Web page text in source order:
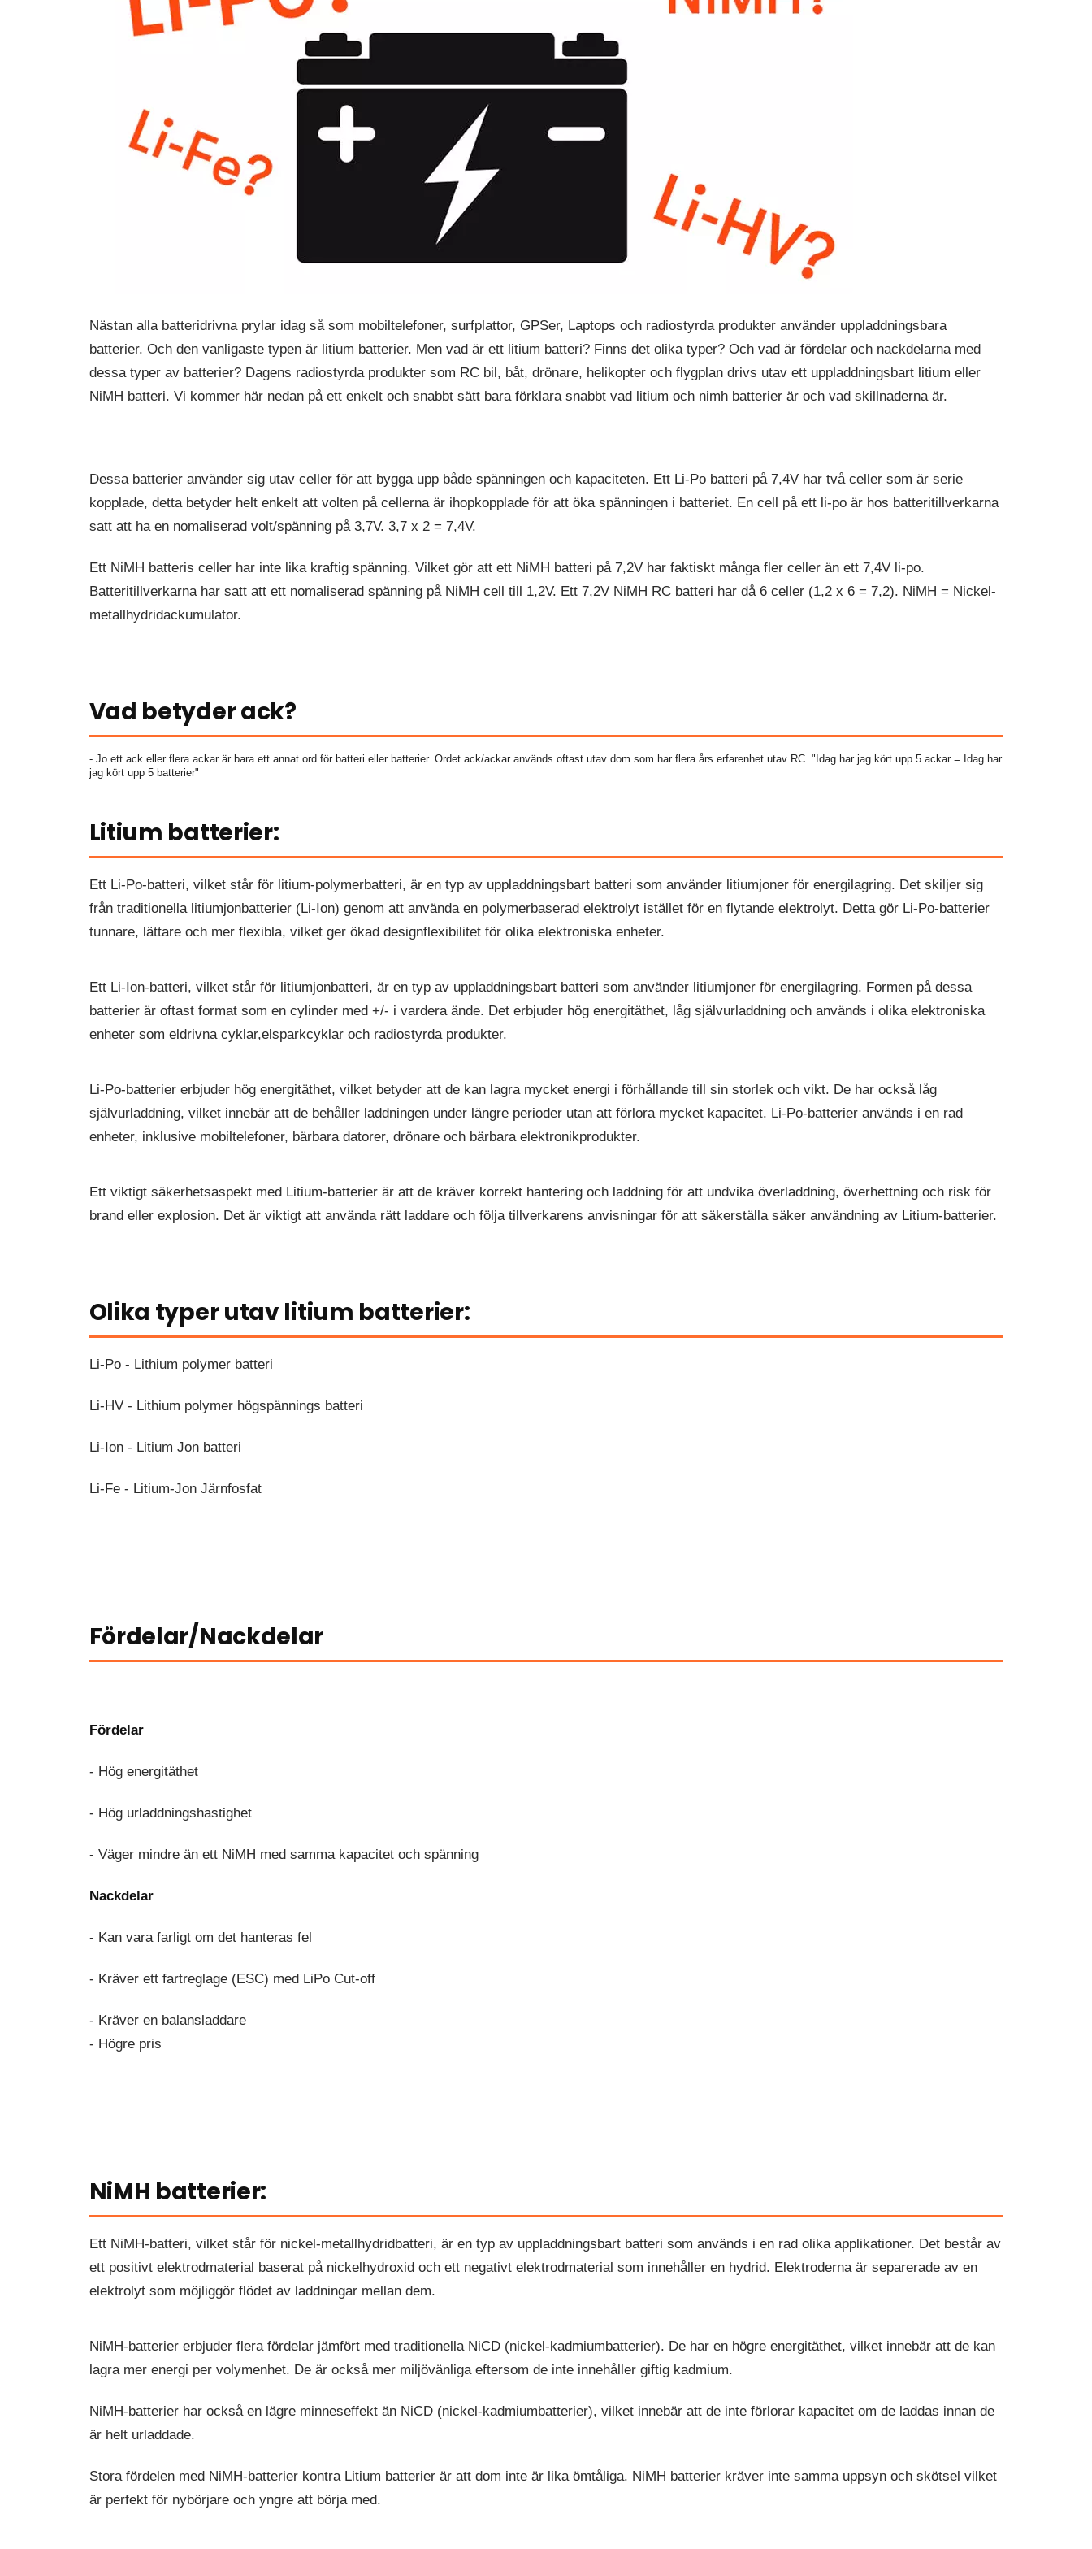
Nästan alla batteridrivna prylar idag så som mobiltelefoner, surfplattor, GPSer, Laptops och radiostyrda produkter använder uppladdningsbara
batterier. Och den vanligaste typen är litium batterier. Men vad är ett litium batteri? Finns det olika typer? Och vad är fördelar och nackdelarna med
dessa typer av batterier? Dagens radiostyrda produkter som RC bil, båt, drönare, helikopter och flygplan drivs utav ett uppladdningsbart litium eller
NiMH batteri. Vi kommer här nedan på ett enkelt och snabbt sätt bara förklara snabbt vad litium och nimh batterier är och vad skillnaderna är.
Dessa batterier använder sig utav celler för att bygga upp både spänningen och kapaciteten. Ett Li-Po batteri på 7,4V har två celler som är serie
kopplade, detta betyder helt enkelt att volten på cellerna är ihopkopplade för att öka spänningen i batteriet. En cell på ett li-po är hos batteritillverkarna
satt att ha en nomaliserad volt/spänning på 3,7V. 3,7 x 2 = 7,4V.
Ett NiMH batteris celler har inte lika kraftig spänning. Vilket gör att ett NiMH batteri på 7,2V har faktiskt många fler celler än ett 7,4V li-po.
Batteritillverkarna har satt att ett nomaliserad spänning på NiMH cell till 1,2V. Ett 7,2V NiMH RC batteri har då 6 celler (1,2 x 6 = 7,2). NiMH = Nickel-
metallhydridackumulator.
Vad betyder ack?
- Jo ett ack eller flera ackar är bara ett annat ord för batteri eller batterier. Ordet ack/ackar används oftast utav dom som har flera års erfarenhet utav RC. "Idag har jag kört upp 5 ackar = Idag har
jag kört upp 5 batterier"
Litium batterier:
Ett Li-Po-batteri, vilket står för litium-polymerbatteri, är en typ av uppladdningsbart batteri som använder litiumjoner för energilagring. Det skiljer sig
från traditionella litiumjonbatterier (Li-Ion) genom att använda en polymerbaserad elektrolyt istället för en flytande elektrolyt. Detta gör Li-Po-batterier
tunnare, lättare och mer flexibla, vilket ger ökad designflexibilitet för olika elektroniska enheter.
Ett Li-Ion-batteri, vilket står för litiumjonbatteri, är en typ av uppladdningsbart batteri som använder litiumjoner för energilagring. Formen på dessa
batterier är oftast format som en cylinder med +/- i vardera ände. Det erbjuder hög energitäthet, låg självurladdning och används i olika elektroniska
enheter som eldrivna cyklar,elsparkcyklar och radiostyrda produkter.
Li-Po-batterier erbjuder hög energitäthet, vilket betyder att de kan lagra mycket energi i förhållande till sin storlek och vikt. De har också låg
självurladdning, vilket innebär att de behåller laddningen under längre perioder utan att förlora mycket kapacitet. Li-Po-batterier används i en rad
enheter, inklusive mobiltelefoner, bärbara datorer, drönare och bärbara elektronikprodukter.
Ett viktigt säkerhetsaspekt med Litium-batterier är att de kräver korrekt hantering och laddning för att undvika överladdning, överhettning och risk för
brand eller explosion. Det är viktigt att använda rätt laddare och följa tillverkarens anvisningar för att säkerställa säker användning av Litium-batterier.
Olika typer utav litium batterier:
Li-Po - Lithium polymer batteri
Li-HV - Lithium polymer högspännings batteri
Li-Ion - Litium Jon batteri
Li-Fe - Litium-Jon Järnfosfat
Fördelar/Nackdelar
Fördelar
- Hög energitäthet
- Hög urladdningshastighet
- Väger mindre än ett NiMH med samma kapacitet och spänning
Nackdelar
- Kan vara farligt om det hanteras fel
- Kräver ett fartreglage (ESC) med LiPo Cut-off
- Kräver en balansladdare
- Högre pris
NiMH batterier:
Ett NiMH-batteri, vilket står för nickel-metallhydridbatteri, är en typ av uppladdningsbart batteri som används i en rad olika applikationer. Det består av
ett positivt elektrodmaterial baserat på nickelhydroxid och ett negativt elektrodmaterial som innehåller en hydrid. Elektroderna är separerade av en
elektrolyt som möjliggör flödet av laddningar mellan dem.
NiMH-batterier erbjuder flera fördelar jämfört med traditionella NiCD (nickel-kadmiumbatterier). De har en högre energitäthet, vilket innebär att de kan
lagra mer energi per volymenhet. De är också mer miljövänliga eftersom de inte innehåller giftig kadmium.
NiMH-batterier har också en lägre minneseffekt än NiCD (nickel-kadmiumbatterier), vilket innebär att de inte förlorar kapacitet om de laddas innan de
är helt urladdade.
Stora fördelen med NiMH-batterier kontra Litium batterier är att dom inte är lika ömtåliga. NiMH batterier kräver inte samma uppsyn och skötsel vilket
är perfekt för nybörjare och yngre att börja med.